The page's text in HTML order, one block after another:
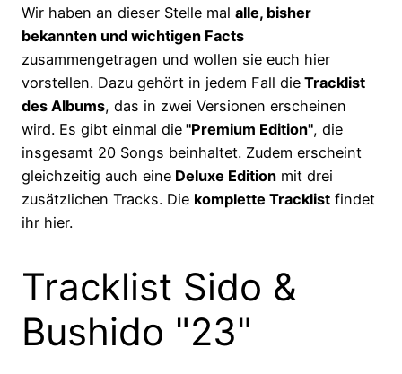
Wir haben an dieser Stelle mal alle, bisher
bekannten und wichtigen Facts
zusammengetragen und wollen sie euch hier
vorstellen. Dazu gehört in jedem Fall die Tracklist
des Albums, das in zwei Versionen erscheinen
wird. Es gibt einmal die "Premium Edition", die
insgesamt 20 Songs beinhaltet. Zudem erscheint
gleichzeitig auch eine Deluxe Edition mit drei
zusätzlichen Tracks. Die komplette Tracklist findet
ihr hier.
Tracklist Sido &
Bushido "23"